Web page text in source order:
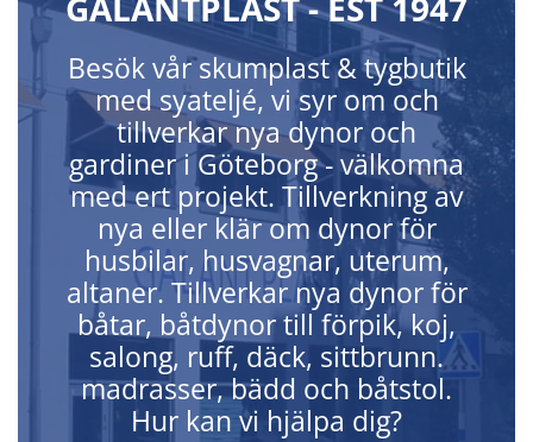
Besök vår skumplast & tygbutik
med syateljé, vi syr om och
tillverkar nya dynor och
gardiner i Göteborg - välkomna
med ert projekt. Tillverkning av
nya eller klär om dynor för
husbilar, husvagnar, uterum,
altaner. Tillverkar nya dynor för
båtar, båtdynor till förpik, koj,
salong, ruff, däck, sittbrunn.
madrasser, bädd och båtstol.
Hur kan vi hjälpa dig?